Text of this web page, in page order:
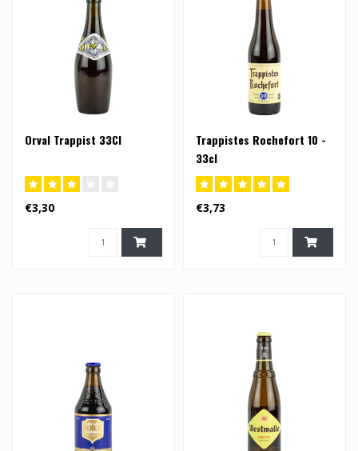
Orval Trappist 33Cl
€3,30
Trappistes Rochefort 10 -
33cl
€3,73